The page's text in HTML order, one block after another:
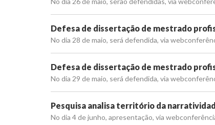
Defesa de dissertação de mestrado
No dia 28 de maio, será defendida, via
Defesa de dissertação de mestrado
No dia 29 de maio, será defendida, via
Pesquisa analisa território da
No dia 4 de junho, apresentação, via